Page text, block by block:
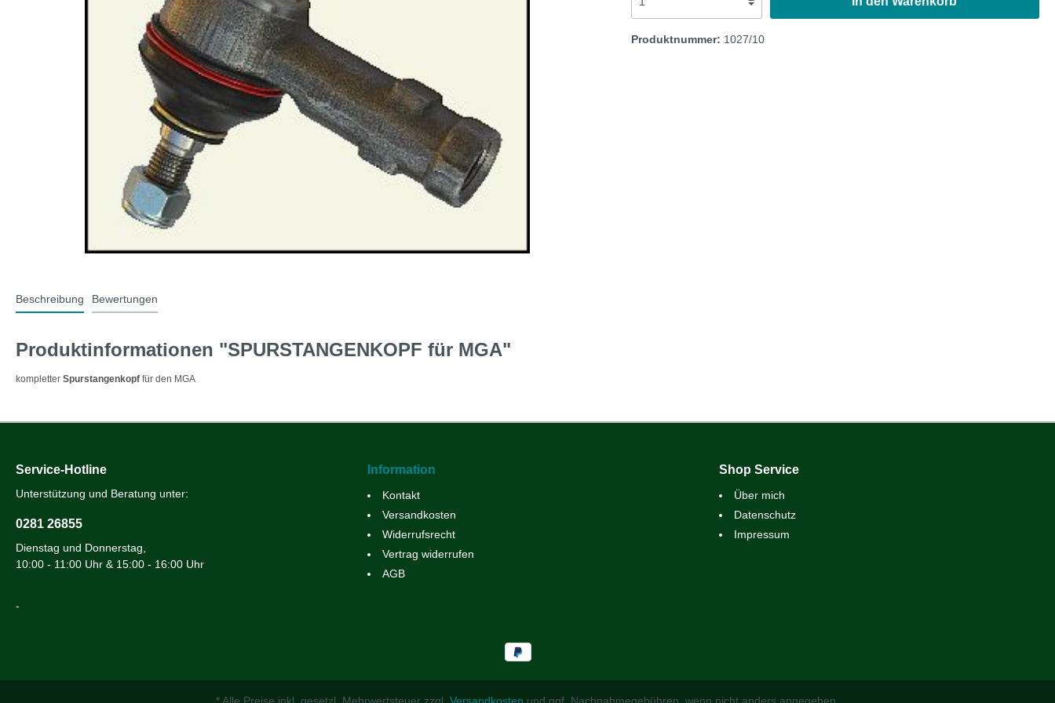
T-Typ und MG F
Mini Rover TR etc
Produktnummer: 1027/10
Beschreibung Bewertungen
Produktinformationen "SPURSTANGENKOPF für MGA"
kompletter Spurstangenkopf für den MGA
Service-Hotline
Unterstützung und Beratung unter:
0281 26855
Dienstag und Donnerstag,
10:00 - 11:00 Uhr & 15:00 - 16:00 Uhr
-
Information
Kontakt
Versandkosten
Widerrufsrecht
Vertrag widerrufen
AGB
Shop Service
Über mich
Datenschutz
Impressum
* Alle Preise inkl. gesetzl. Mehrwertsteuer zzgl. Versandkosten und ggf. Nachnahmegebühren, wenn nicht anders angegeben.